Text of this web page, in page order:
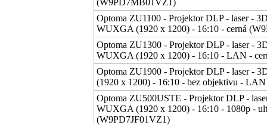
(W9PD7MB01VZ1)
Optoma ZU1100 - Projektor DLP - laser -
WUXGA (1920 x 1200) - 16:10 - cerná
Optoma ZU1300 - Projektor DLP - laser -
WUXGA (1920 x 1200) - 16:10 - LAN -
Optoma ZU1900 - Projektor DLP - laser -
(1920 x 1200) - 16:10 - bez objektivu -
Optoma ZU500USTE - Projektor DLP -
WUXGA (1920 x 1200) - 16:10 - 1080p -
(W9PD7JF01VZ1)